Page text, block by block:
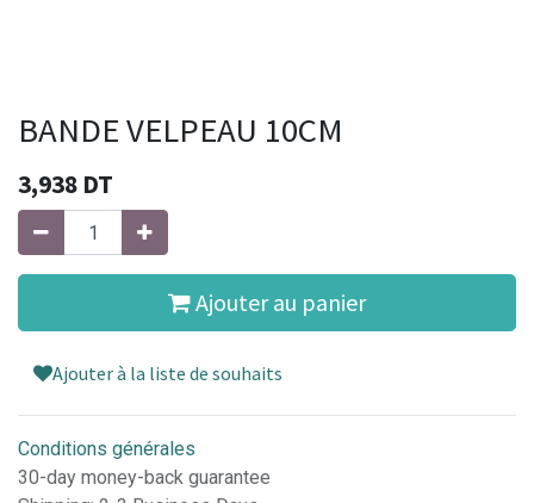
BANDE VELPEAU 10CM
3,938 DT
Ajouter au panier
Ajouter à la liste de souhaits
Conditions générales
30-day money-back guarantee